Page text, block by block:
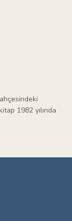
1982 yılında